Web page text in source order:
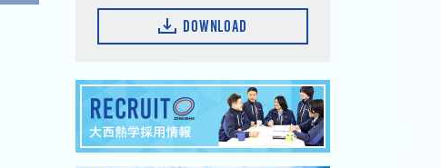
DOWNLOAD